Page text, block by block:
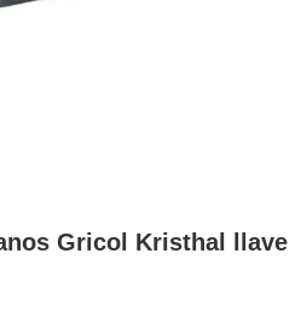
Gricol Kristhal llave